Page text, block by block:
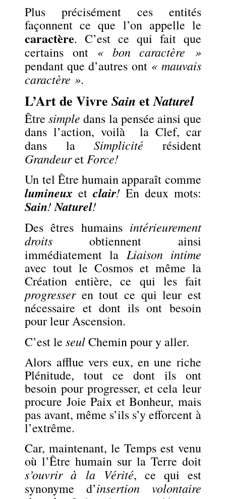
Plus précisément ces entités
façonnent ce que l’on appelle le
caractère. C’est ce qui fait que
certains ont « bon caractère »
pendant que d’autres ont « mauvais
caractère ».
L’Art de VivreSain etNaturel
Êtresimple dans la pensée ainsi que
dans l’action, voilà la Clef, car
dans laSimplicité résident
GrandeuretForce!
Un tel Être humain apparaît comme
lumineux etclair! En deux mots:
Sain! Naturel!
Des êtres humains intérieurement
droits obtiennent ainsi
immédiatement la Liaison intime
avec tout le Cosmos et même la
Création entière, ce qui les fait
progresseren tout ce qui leur est
nécessaire et dont ils ont besoin
pour leur Ascension.
C’est leseulChemin pour y aller.
Alors afflue vers eux, en une riche
Plénitude, tout ce dont ils ont
besoin pour progresser, et cela leur
procure Joie Paix et Bonheur, mais
pas avant, même s’ils s’y efforcent à
l’extrême.
Car, maintenant, le Temps est venu
où l’Être humain sur la Terre doit
s’ouvrir à la Vérité, ce qui est
synonyme d’insertion
volontaire